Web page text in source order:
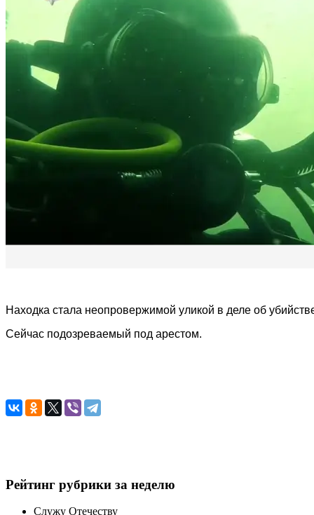
Находка стала неопровержимой уликой в деле об
Сейчас подозреваемый под арестом.
Рейтинг рубрики за неделю
Служу Отечеству